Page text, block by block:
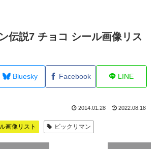
伝説7 チョコ シール画像リス
Bluesky Facebook LINE
2014.01.28 2022.08.18
画像リスト ビックリマン